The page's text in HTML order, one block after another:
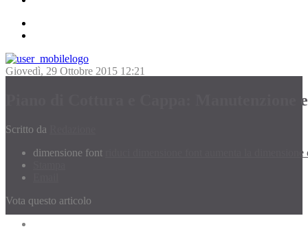
Giovedì, 29 Ottobre 2015 12:21
Piano di Cottura e Cappa: Manutenzione
Scritto da
dimensione font
aumenta la
Vota questo articolo